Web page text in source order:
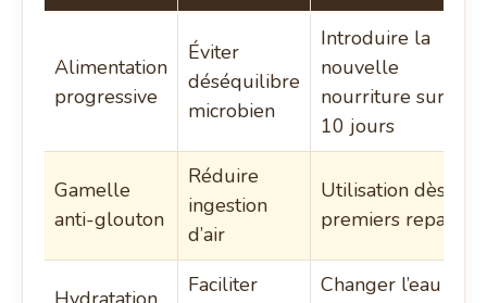
Alimentation
progressive
Éviter
déséquilibre
microbien
Introduire la
nouvelle
nourriture sur 7 à
10 jours
Gamelle
anti-glouton
Réduire
ingestion
d’air
Utilisation dès les
premiers repas
Faciliter
Changer l’eau